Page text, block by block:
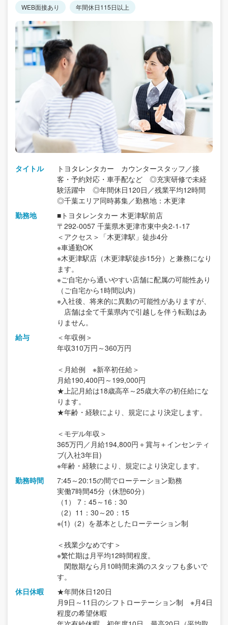
WEB面接あり
年間休日115日以上
タイトル
トヨタレンタカー カウンタースタッフ／接
客・予約対応・車手配など ◎充実研修で未経
験活躍中 ◎年間休日120日／残業平均12時間
◎千葉エリア同時募集／勤務地：木更津
勤務地
■トヨタレンタカー 木更津駅前店
〒292-0057 千葉県木更津市東中央2-1-17
＜アクセス＞「木更津駅」徒歩4分
※車通勤OK
※木更津駅店（木更津駅徒歩15分）と兼務になり
ます。
※ご自宅から通いやすい店舗に配属の可能性あり
（ご自宅から1時間以内）
※入社後、将来的に異動の可能性がありますが、
店舗は全て千葉県内で引越しを伴う転勤はあ
りません。
給与
＜年収例＞
年収310万円～360万円
＜月給例 ※新卒初任給＞
月給190,400円～199,000円
★上記月給は18歳高卒～25歳大卒の初任給にな
ります。
★年齢・経験により、規定により決定します。
＜モデル年収＞
365万円／月給194,800円＋賞与＋インセンティ
ブ(入社3年目)
※年齢・経験により、規定により決定します。
勤務時間
7:45～20:15の間でローテーション勤務
実働7時間45分（休憩60分）
（1） 7：45～16：30
（2）11：30～20：15
※(1)（2）を基本としたローテーション制
＜残業少なめです＞
※繁忙期は月平均12時間程度。
閑散期なら月10時間未満のスタッフも多いで
す。
休日休暇
★年間休日120日
月9日～11日のシフトローテーション制 ※月4日
程度の希望休暇